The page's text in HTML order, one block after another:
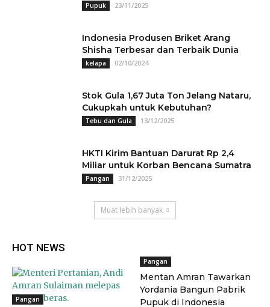
Pupuk 23/11/2025
Indonesia Produsen Briket Arang
Shisha Terbesar dan Terbaik Dunia
kelapa 02/10/2024
Stok Gula 1,67 Juta Ton Jelang Nataru,
Cukupkah untuk Kebutuhan?
Tebu dan Gula 13/12/2025
HKTI Kirim Bantuan Darurat Rp 2,4
Miliar untuk Korban Bencana Sumatra
Pangan 31/12/2025
Muat lebih banyak
HOT NEWS
Pangan
Pangan
Mentan Amran Tawarkan
Yordania Bangun Pabrik
Pupuk di Indonesia